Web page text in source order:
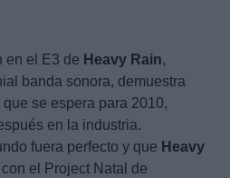
en el E3 de Heavy Rain,
banda sonora, demuestra
se espera para 2010,
en la industria.
fuera perfecto y que Heavy
el Project Natal de